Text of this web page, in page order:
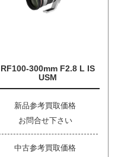
RF100-300mm F2.8 L IS
USM
新品参考買取価格
お問合せ下さい
中古参考買取価格